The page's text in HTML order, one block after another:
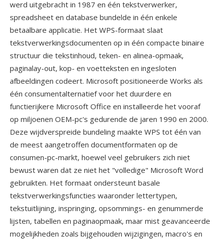
werd uitgebracht in 1987 en één tekstverwerker,
spreadsheet en database bundelde in één enkele
betaalbare applicatie. Het WPS-formaat slaat
tekstverwerkingsdocumenten op in één compacte binaire
structuur die tekstinhoud, teken- en alinea-opmaak,
paginalay-out, kop- en voetteksten en ingesloten
afbeeldingen codeert. Microsoft positioneerde Works als
één consumentalternatief voor het duurdere en
functierijkere Microsoft Office en installeerde het vooraf
op miljoenen OEM-pc's gedurende de jaren 1990 en 2000.
Deze wijdverspreide bundeling maakte WPS tot één van
de meest aangetroffen documentformaten op de
consumen-pc-markt, hoewel veel gebruikers zich niet
bewust waren dat ze niet het "volledige" Microsoft Word
gebruikten. Het formaat ondersteunt basale
tekstverwerkingsfuncties waaronder lettertypen,
tekstuitlijning, inspringing, opsommings- en genummerde
lijsten, tabellen en paginaopmaak, maar mist geavanceerde
mogelijkheden zoals bijgehouden wijzigingen, macro's en